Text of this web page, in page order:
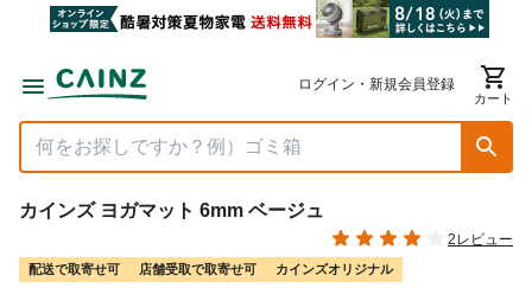
ログイン・新規会員登録
カート
カインズ ヨガマット 6mm ベージュ
2レビュー
配送で取寄せ可 店舗受取で取寄せ可 カインズオリジナル